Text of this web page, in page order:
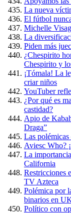
La nueva
El fútbol
Michelle
La
Piden más
¿Chespirito
Chespirito y
¡Tómala! La
criar niños
YouTuber
¿Por qué es
castidad?
Apio de
Draga”
Las
Aviesc Who?
La
California
Restricciones
TV Azteca
Polémica por
binarios en
Político con